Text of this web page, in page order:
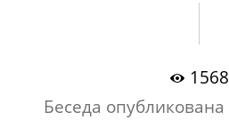
1568
Беседа опубликована